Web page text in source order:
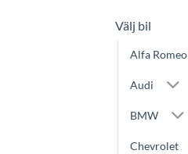
Välj bil
Alfa Romeo
Audi
BMW
Chevrolet